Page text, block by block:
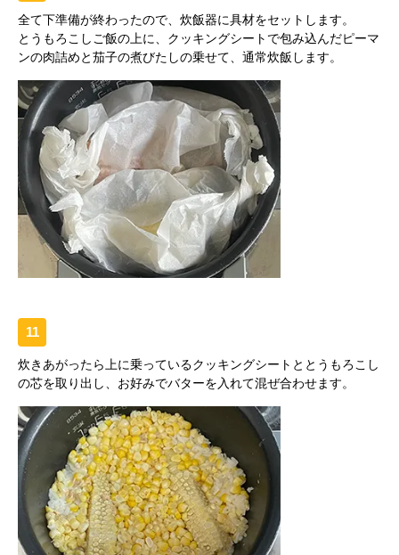
全て下準備が終わったので、炊飯器に具材をセットします。
とうもろこしご飯の上に、クッキングシートで包み込んだピーマ
ンの肉詰めと茄子の煮びたしの乗せて、通常炊飯します。
11
炊きあがったら上に乗っているクッキングシートととうもろこし
の芯を取り出し、お好みでバターを入れて混ぜ合わせます。